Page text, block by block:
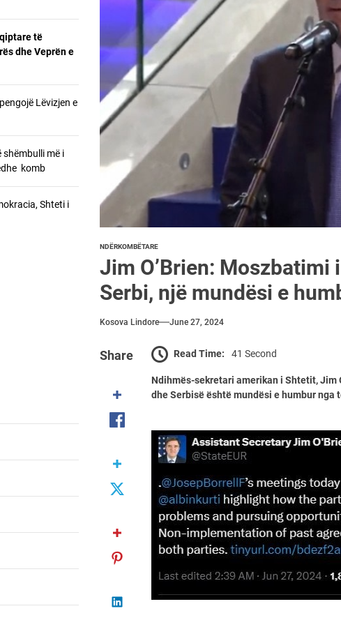
Shqiptarët do e realizojnë Lidhjen Shqiptare të Prizrenit, Vendimin
Triumfi i Kombit/Askush nuk mund t’a pengojë Lëvizjen e Historisë
Adem Jashari dhe Familja Jashari janë shëmbulli më i lartënë
Besa, Kanuni, Kushtetuta, Atdheu, Demokracia, Shteti i së Drejtës,
NDËRKOMBËTARE
Jim O’Brien: Moszbatimi
Serbi, një mundësi e
Kosova Lindore June 27, 2024
Share Read Time: 41 Second
Ndihmës-sekretari amerikan i Shtetit, Jim
dhe Serbisë është mundësi e humbur nga
të
dhe Veprën e
Lëvizjen e
më i
komb
Shteti i